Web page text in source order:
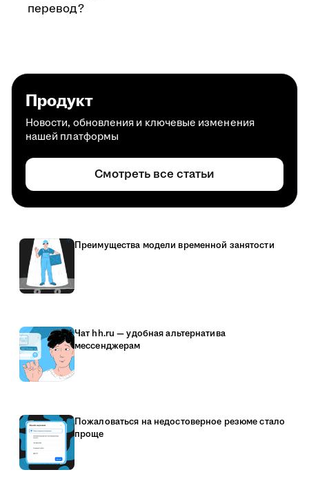
перевод?
Продукт
Новости, обновления и ключевые изменения
нашей платформы
Смотреть все статьи
Преимущества модели временной занятости
Чат hh.ru — удобная альтернатива
мессенджерам
Пожаловаться на недостоверное резюме стало
проще